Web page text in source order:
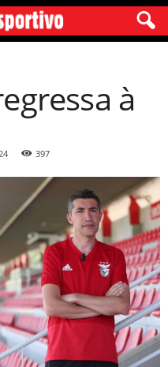
à
397